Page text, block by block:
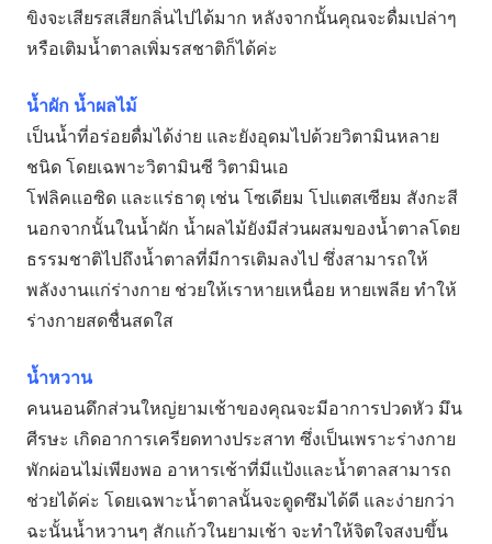
ขิงจะเสียรสเสียกลิ่นไปได้มาก หลังจากนั้นคุณจะดื่มเปล่าๆ
หรือเติมน้ำตาลเพิ่มรสชาติก็ได้ค่ะ
น้ำผัก น้ำผลไม้
เป็นน้ำที่อร่อยดื่มได้ง่าย และยังอุดมไปด้วยวิตามินหลาย
ชนิด โดยเฉพาะวิตามินซี วิตามินเอ
โฟลิคแอซิด และแร่ธาตุ เช่น โซเดียม โปแตสเซียม สังกะสี
นอกจากนั้นในน้ำผัก น้ำผลไม้ยังมีส่วนผสมของน้ำตาลโดย
ธรรมชาติไปถึงน้ำตาลที่มีการเติมลงไป ซึ่งสามารถให้
พลังงานแก่ร่างกาย ช่วยให้เราหายเหนื่อย หายเพลีย ทำให้
ร่างกายสดชื่นสดใส
น้ำหวาน
คนนอนดึกส่วนใหญ่ยามเช้าของคุณจะมีอาการปวดหัว มึน
ศีรษะ เกิดอาการเครียดทางประสาท ซึ่งเป็นเพราะร่างกาย
พักผ่อนไม่เพียงพอ อาหารเช้าที่มีแป้งและน้ำตาลสามารถ
ช่วยได้ค่ะ โดยเฉพาะน้ำตาลนั้นจะดูดซึมได้ดี และง่ายกว่า
ฉะนั้นน้ำหวานๆ สักแก้วในยามเช้า จะทำให้จิตใจสงบขึ้น